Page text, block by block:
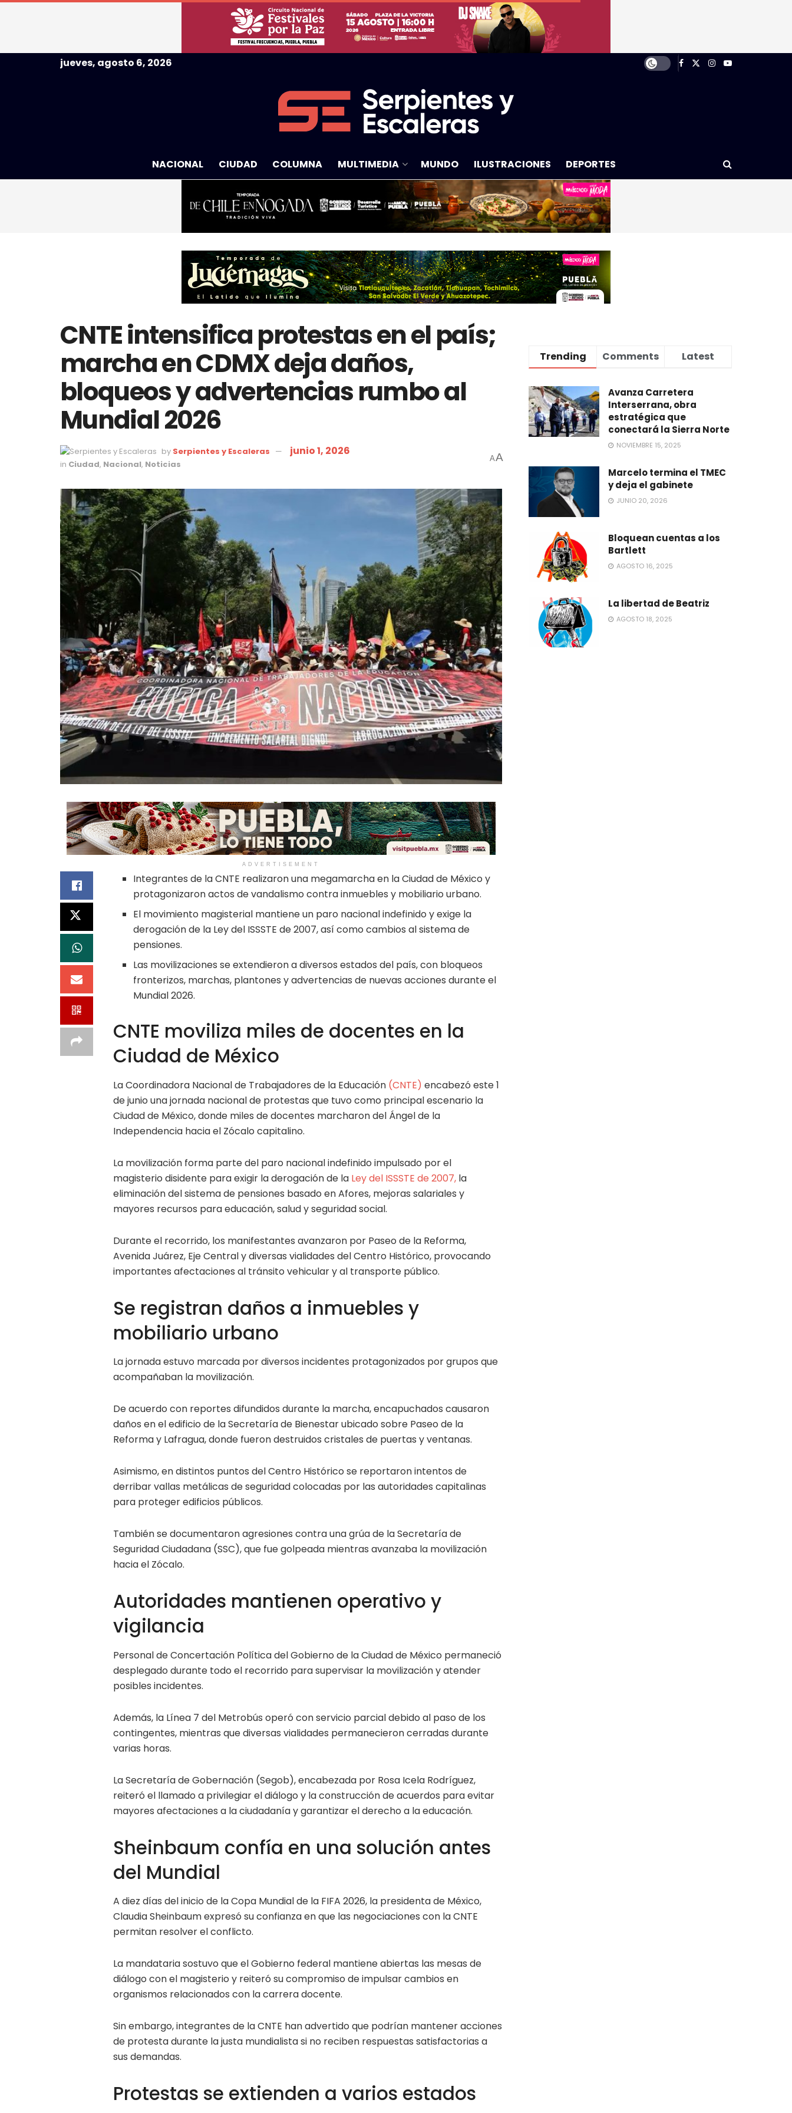
jueves, agosto 6, 2026
NACIONAL CIUDAD COLUMNA MULTIMEDIA MUNDO ILUSTRACIONES DEPORTES
CNTE intensifica protestas en el país;
marcha en CDMX deja daños,
bloqueos y advertencias rumbo al
Mundial 2026
by Serpientes y Escaleras junio 1, 2026
in Ciudad, Nacional, Noticias
AA
ADVERTISEMENT
Integrantes de la CNTE realizaron una megamarcha en la Ciudad de México y
protagonizaron actos de vandalismo contra inmuebles y mobiliario urbano.
El movimiento magisterial mantiene un paro nacional indefinido y exige la
derogación de la Ley del ISSSTE de 2007, así como cambios al sistema de
pensiones.
Las movilizaciones se extendieron a diversos estados del país, con bloqueos
fronterizos, marchas, plantones y advertencias de nuevas acciones durante el
Mundial 2026.
CNTE moviliza miles de docentes en la
Ciudad de México
La Coordinadora Nacional de Trabajadores de la Educación (CNTE) encabezó este 1
de junio una jornada nacional de protestas que tuvo como principal escenario la
Ciudad de México, donde miles de docentes marcharon del Ángel de la
Independencia hacia el Zócalo capitalino.
La movilización forma parte del paro nacional indefinido impulsado por el
magisterio disidente para exigir la derogación de la Ley del ISSSTE de 2007, la
eliminación del sistema de pensiones basado en Afores, mejoras salariales y
mayores recursos para educación, salud y seguridad social.
Durante el recorrido, los manifestantes avanzaron por Paseo de la Reforma,
Avenida Juárez, Eje Central y diversas vialidades del Centro Histórico, provocando
importantes afectaciones al tránsito vehicular y al transporte público.
Se registran daños a inmuebles y
mobiliario urbano
La jornada estuvo marcada por diversos incidentes protagonizados por grupos que
acompañaban la movilización.
De acuerdo con reportes difundidos durante la marcha, encapuchados causaron
daños en el edificio de la Secretaría de Bienestar ubicado sobre Paseo de la
Reforma y Lafragua, donde fueron destruidos cristales de puertas y ventanas.
Asimismo, en distintos puntos del Centro Histórico se reportaron intentos de
derribar vallas metálicas de seguridad colocadas por las autoridades capitalinas
para proteger edificios públicos.
También se documentaron agresiones contra una grúa de la Secretaría de
Seguridad Ciudadana (SSC), que fue golpeada mientras avanzaba la movilización
hacia el Zócalo.
Autoridades mantienen operativo y
vigilancia
Personal de Concertación Política del Gobierno de la Ciudad de México permaneció
desplegado durante todo el recorrido para supervisar la movilización y atender
posibles incidentes.
Además, la Línea 7 del Metrobús operó con servicio parcial debido al paso de los
contingentes, mientras que diversas vialidades permanecieron cerradas durante
varias horas.
La Secretaría de Gobernación (Segob), encabezada por Rosa Icela Rodríguez,
reiteró el llamado a privilegiar el diálogo y la construcción de acuerdos para evitar
mayores afectaciones a la ciudadanía y garantizar el derecho a la educación.
Sheinbaum confía en una solución antes
del Mundial
A diez días del inicio de la Copa Mundial de la FIFA 2026, la presidenta de México,
Claudia Sheinbaum expresó su confianza en que las negociaciones con la CNTE
permitan resolver el conflicto.
La mandataria sostuvo que el Gobierno federal mantiene abiertas las mesas de
diálogo con el magisterio y reiteró su compromiso de impulsar cambios en
organismos relacionados con la carrera docente.
Sin embargo, integrantes de la CNTE han advertido que podrían mantener acciones
de protesta durante la justa mundialista si no reciben respuestas satisfactorias a
sus demandas.
Protestas se extienden a varios estados
Trending Comments Latest
Avanza Carretera
Interserrana, obra
estratégica que
conectará la Sierra Norte
NOVIEMBRE 15, 2025
Marcelo termina el TMEC
y deja el gabinete
JUNIO 20, 2026
Bloquean cuentas a los
Bartlett
AGOSTO 16, 2025
La libertad de Beatriz
AGOSTO 18, 2025